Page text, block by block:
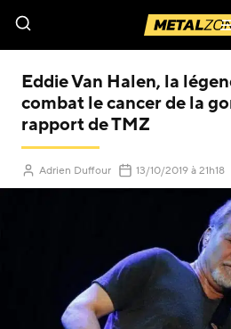
Eddie Van Halen, la
combat le cancer de la
rapport de TMZ
Adrien Duffour 13/10/2019(Mis à
à 21h18